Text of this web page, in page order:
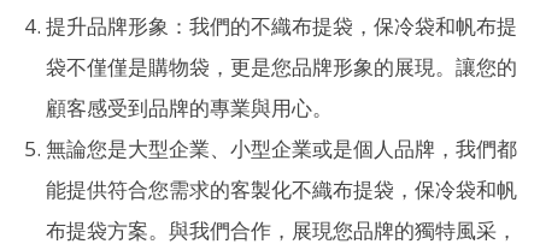
提升品牌形象：我們的不織布提袋，保冷袋和帆布提
袋不僅僅是購物袋，更是您品牌形象的展現。讓您的
顧客感受到品牌的專業與用心。
無論您是大型企業、小型企業或是個人品牌，我們都
能提供符合您需求的客製化不織布提袋，保冷袋和帆
布提袋方案。與我們合作，展現您品牌的獨特風采，